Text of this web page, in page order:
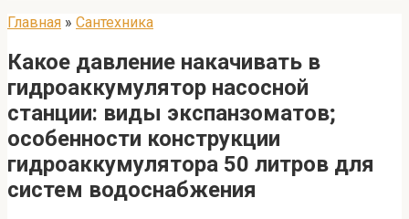
Главная » Сантехника
Какое давление накачивать в
гидроаккумулятор насосной
станции: виды экспанзоматов;
особенности конструкции
гидроаккумулятора 50 литров для
систем водоснабжения